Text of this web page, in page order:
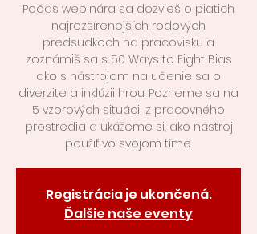
Počas webinára sa dozvieš o piatich
najrozšírenejších rodových
predsudkoch na pracovisku a
zoznámiš sa s 50 Ways to Fight Bias
ako s nástrojom na učenie sa o
diverzite a inklúzii hrou. Pozrieme sa na
5 vzorových situácii z pracovného
prostredia a ukážeme si, ako nástroj
použiť vo svojom tíme.
Registrácia je ukončená.
Ďalšie naše eventy